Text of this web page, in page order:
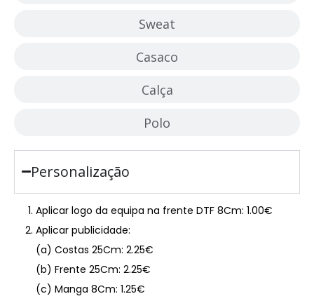
Sweat
Casaco
Calça
Polo
Personalização
Aplicar logo da equipa na frente DTF 8Cm: 1.00€
Aplicar publicidade:
(a) Costas 25Cm: 2.25€
(b) Frente 25Cm: 2.25€
(c) Manga 8Cm: 1.25€